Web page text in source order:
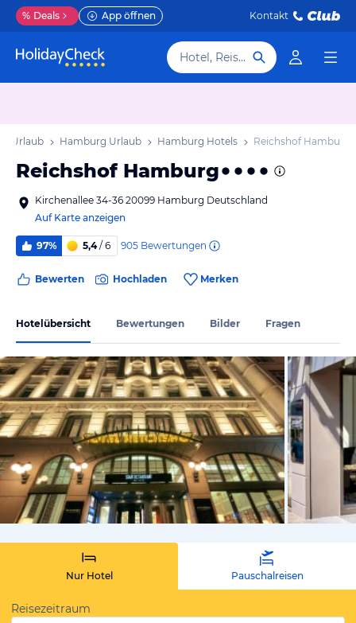
% Deals App öffnen Kontakt
Hotel, Reiseziel
Urlaub Hamburg Urlaub Hamburg Hotels Reichshof Hamburg
Reichshof Hamburg
Kirchenallee 34-36 20099 Hamburg Deutschland
Auf Karte anzeigen
97% 5,4/ 6 905 Bewertungen
Bewerten Hochladen Merken
Hotelübersicht Bewertungen Bilder Fragen
vom
Nur Hotel Pauschalreisen
Reisezeitraum